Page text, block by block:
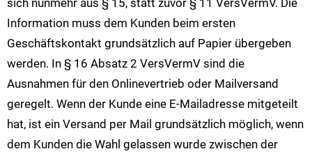
Information muss dem Kunden beim ersten
Geschäftskontakt grundsätzlich auf Papier übergeben
werden. In § 16 Absatz 2 VersVermV sind die
Ausnahmen für den Onlinevertrieb oder Mailversand
geregelt. Wenn der Kunde eine E-Mailadresse mitgeteilt
hat, ist ein Versand per Mail grundsätzlich möglich, wenn
dem Kunden die Wahl gelassen wurde zwischen der